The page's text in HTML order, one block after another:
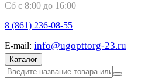
Сб с 8:00 до 16:00
8 (861) 236-08-55
E-mail: info@ugopttorg-23.ru
Каталог